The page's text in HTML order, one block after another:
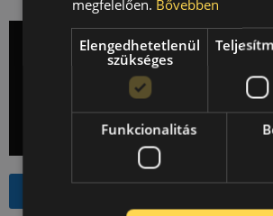
megfelelően. Bővebben
Elengedhetetlenül
szükséges
Funkcionalitás